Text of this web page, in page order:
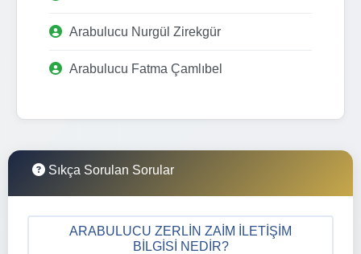
Arabulucu Nurgül Zirekgür
Arabulucu Fatma Çamlıbel
Sıkça Sorulan Sorular
ARABULUCU ZERLIN ZAIM İLETIŞIM
BILGISI NEDIR?